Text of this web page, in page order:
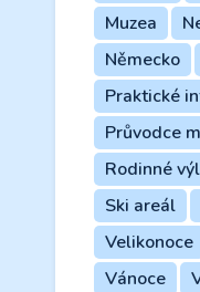
Muzea
Německo
Praktické
Průvodce
Rodinné
Ski areál
Velikonoce
Vánoce